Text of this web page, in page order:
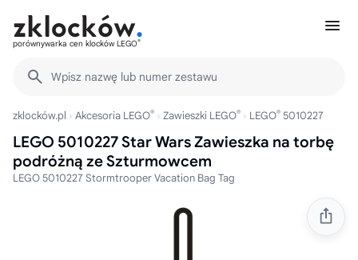
porównywarka cen klocków LEGO®
Wpisz nazwę lub numer zestawu
zklocków.pl Akcesoria LEGO® Zawieszki LEGO® LEGO® 5010227
LEGO 5010227 Star Wars Zawieszka na torbę
podróżną ze Szturmowcem
LEGO 5010227 Stormtrooper Vacation Bag Tag